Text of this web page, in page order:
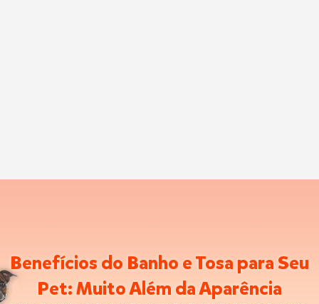
Benefícios do Banho e Tosa para Seu
Pet: Muito Além da Aparência